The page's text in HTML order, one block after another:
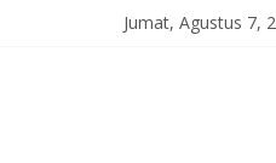
Jumat, Agustus 7,